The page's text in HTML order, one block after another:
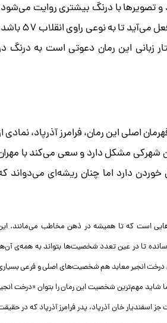
و تصویر‌ها با درنگ بیشتری روایت
درست بر خلاف «مدار صفر درجه» که جمله‌ها بسیار کوتاه‌اند، و‌ گاه در یک سطر چند فعل می‌آید تا به
زبانی این رمان دعوتی است به درنگ
اصلی این رمان، فرامرز آذرپاد، نمادی
مشکل دارد و سعی می‌کند با
دارد اما چنان ریشه‌ای می‌دواند
است که تا همیشه در ذهن مخاطب می‌مانند.
رسانده تا در عین تعدد شخصیت‌ها بتواند به همه‌ی
درخت انجیر معابد هم شخصیت‌های اصلی و فرعی
شاید مهم‌ترین شخصیت این رمان را بتوان «درخت
خان آذرپاد، پدر فرامرز آذرپاد که در